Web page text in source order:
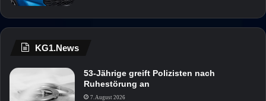
KG1.News
53-Jährige greift Polizisten nach
Ruhestörung an
7. August 2026